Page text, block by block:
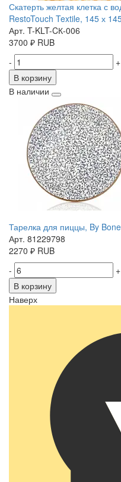
Скатерть желтая клетка с
RestoTouch Textile, 145 х
Арт. T-KLT-CК-006
3700 ₽ RUB
-
+
В корзину
В наличии
Тарелка для пиццы, By
Арт. 81229798
2270 ₽ RUB
-
+
В корзину
Наверх